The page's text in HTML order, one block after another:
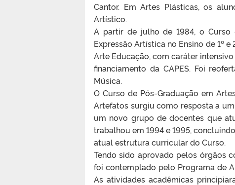
Cantor. Em Artes Plásticas, os
Artístico.
A partir de julho de 1984, o Curso
Expressão Artística no Ensino de 1º
Arte Educação, com caráter intensivo
financiamento da CAPES. Foi
Música.
O Curso de Pós-Graduação em
Artefatos surgiu como resposta a
um novo grupo de docentes que
trabalhou em 1994 e 1995,
atual estrutura curricular do Curso.
Tendo sido aprovado pelos órgãos
foi contemplado pelo Programa de
As atividades acadêmicas